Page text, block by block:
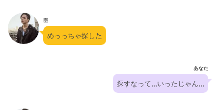
臣
めっっちゃ探した
あなた
探すなって,,,いったじゃん,,,